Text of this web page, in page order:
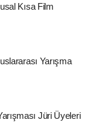
Kısa Film
Yarışma
Jüri Üyeleri